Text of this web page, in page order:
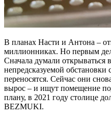
В планах Насти и Антона –
миллионниках. Но первым
Сначала думали открываться
непредсказуемой обстановки
переносятся. Сейчас они
вырос – и ищут помещение
плану, в 2021 году столице
BEZMUKI.